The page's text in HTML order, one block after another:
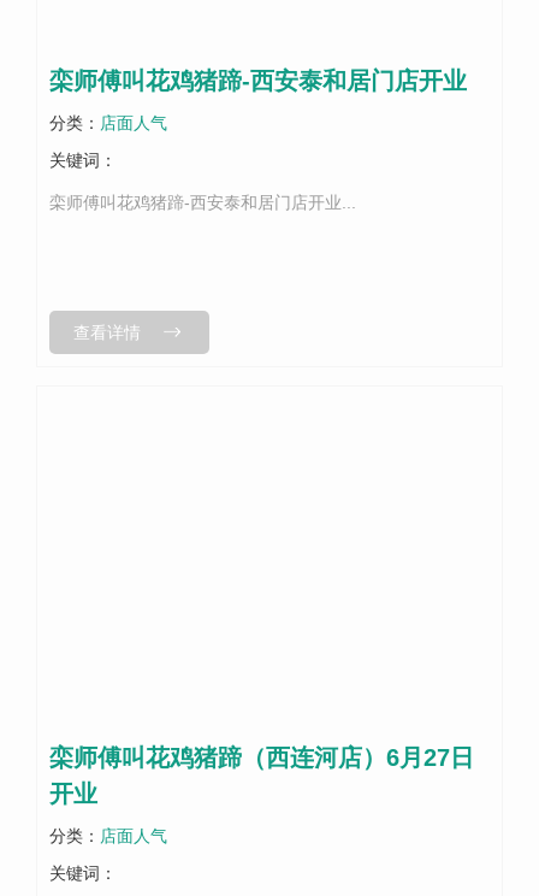
栾师傅叫花鸡猪蹄-西安泰和居门店开业
分类： 店面人气
关键词：
栾师傅叫花鸡猪蹄-西安泰和居门店开业...
查看详情
栾师傅叫花鸡猪蹄（西连河店）6月27日
开业
分类： 店面人气
关键词：